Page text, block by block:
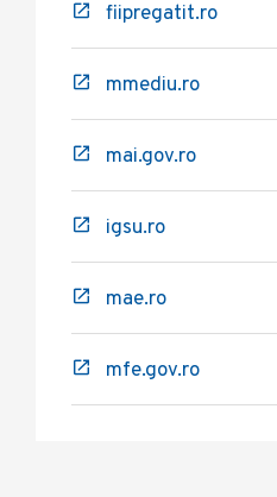
fiipregatit.ro
mmediu.ro
mai.gov.ro
igsu.ro
mae.ro
mfe.gov.ro